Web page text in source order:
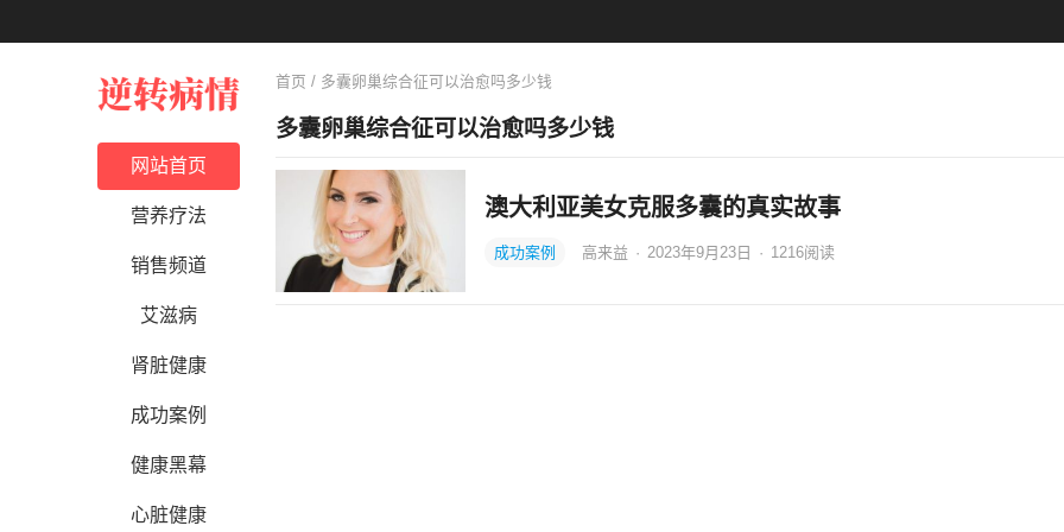
网站首页
营养疗法
销售频道
艾滋病
肾脏健康
成功案例
健康黑幕
心脏健康
首页 / 多囊卵巢综合征可以治愈吗多少钱
多囊卵巢综合征可以治愈吗多少钱
澳大利亚美女克服多囊的真实故事
成功案例 高来益 · 2023年9月23日 · 1216阅读